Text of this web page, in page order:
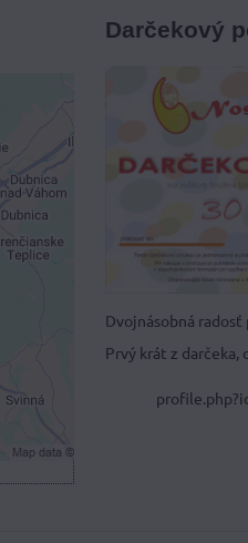
Darčekový
Dvojnásobná radosť
Prvý krát z darčeka,